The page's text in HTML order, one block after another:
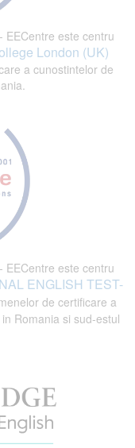
EECentre este centru
London (UK)
a cunostintelor de
EECentre este centru
ENGLISH TEST-
de certificare a
Romania si sud-estul